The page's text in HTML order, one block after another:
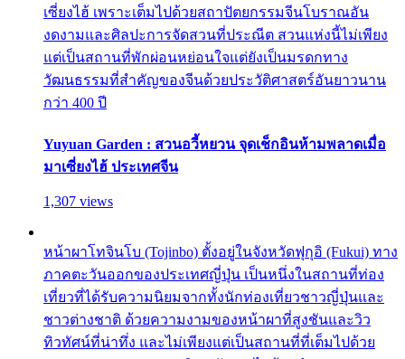
เซี่ยงไฮ้ เพราะเต็มไปด้วยสถาปัตยกรรมจีนโบราณอัน
งดงามและศิลปะการจัดสวนที่ประณีต สวนแห่งนี้ไม่เพียง
แต่เป็นสถานที่พักผ่อนหย่อนใจแต่ยังเป็นมรดกทาง
วัฒนธรรมที่สำคัญของจีนด้วยประวัติศาสตร์อันยาวนาน
กว่า 400 ปี
Yuyuan Garden : สวนอวี้หยวน จุดเช็กอินห้ามพลาดเมื่อ
มาเซี่ยงไฮ้ ประเทศจีน
1,307 views
หน้าผาโทจินโบ (Tojinbo) ตั้งอยู่ในจังหวัดฟุกุอิ (Fukui) ทาง
ภาคตะวันออกของประเทศญี่ปุ่น เป็นหนึ่งในสถานที่ท่อง
เที่ยวที่ได้รับความนิยมจากทั้งนักท่องเที่ยวชาวญี่ปุ่นและ
ชาวต่างชาติ ด้วยความงามของหน้าผาที่สูงชันและวิว
ทิวทัศน์ที่น่าทึ่ง และไม่เพียงแต่เป็นสถานที่ที่เต็มไปด้วย